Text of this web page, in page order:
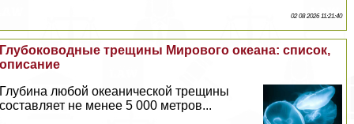
02 08 2026 11:21:40
Глубоководные трещины Мирового океана: список,
описание
Глубина любой океанической трещины
составляет не менее 5 000 метров...